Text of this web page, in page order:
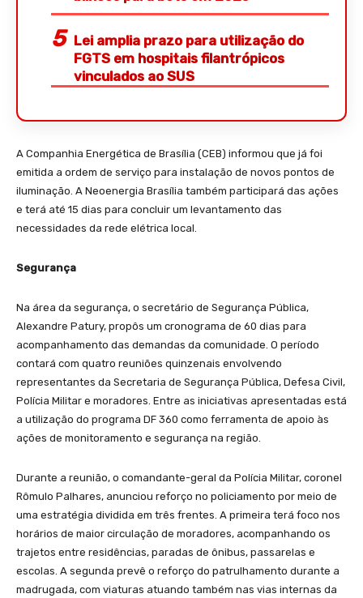
Lei amplia prazo para utilização do
FGTS em hospitais filantrópicos
vinculados ao SUS
A Companhia Energética de Brasília (CEB) informou que já foi
emitida a ordem de serviço para instalação de novos pontos de
iluminação. A Neoenergia Brasília também participará das ações
e terá até 15 dias para concluir um levantamento das
necessidades da rede elétrica local.
Segurança
Na área da segurança, o secretário de Segurança Pública,
Alexandre Patury, propôs um cronograma de 60 dias para
acompanhamento das demandas da comunidade. O período
contará com quatro reuniões quinzenais envolvendo
representantes da Secretaria de Segurança Pública, Defesa Civil,
Polícia Militar e moradores. Entre as iniciativas apresentadas está
a utilização do programa DF 360 como ferramenta de apoio às
ações de monitoramento e segurança na região.
Durante a reunião, o comandante-geral da Polícia Militar, coronel
Rômulo Palhares, anunciou reforço no policiamento por meio de
uma estratégia dividida em três frentes. A primeira terá foco nos
horários de maior circulação de moradores, acompanhando os
trajetos entre residências, paradas de ônibus, passarelas e
escolas. A segunda prevê o reforço do patrulhamento durante a
madrugada, com viaturas atuando também nas vias internas da